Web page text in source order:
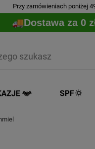
Przy zamówieniach poniżej
Dostawa za 0